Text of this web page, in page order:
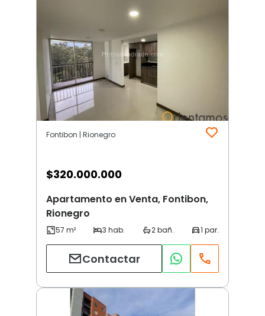
Fontibon | Rionegro
$320.000.000
Apartamento en Venta, Fontibon,
Rionegro
Contactar